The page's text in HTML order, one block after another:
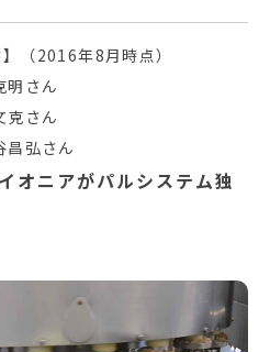
（2016年8月時点）
明さん
ん
さん
オニアがパルシステム独